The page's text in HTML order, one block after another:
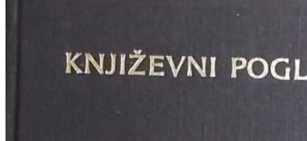
GLAZBENA UMJETNOST
KAZALIŠTE, FILM
OD KNJIŽEVNOST
LJEKOVITO BILJE I ZDRAVLJE